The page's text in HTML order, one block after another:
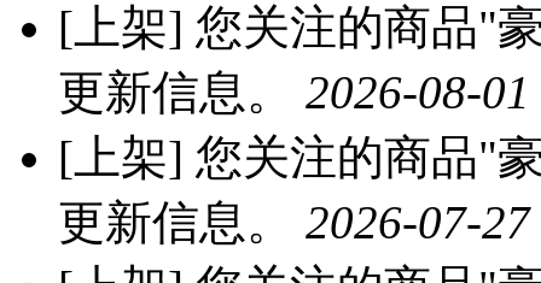
[上架] 您关注的商品"
更新信息。 2026-08-
[上架] 您关注的商品"
更新信息。 2026-07-